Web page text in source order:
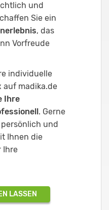
und
Sie ein
, das
Vorfreude
individuelle
auf madika.de
Ihre
. Gerne
und
Ihnen die
Ihre
LASSEN